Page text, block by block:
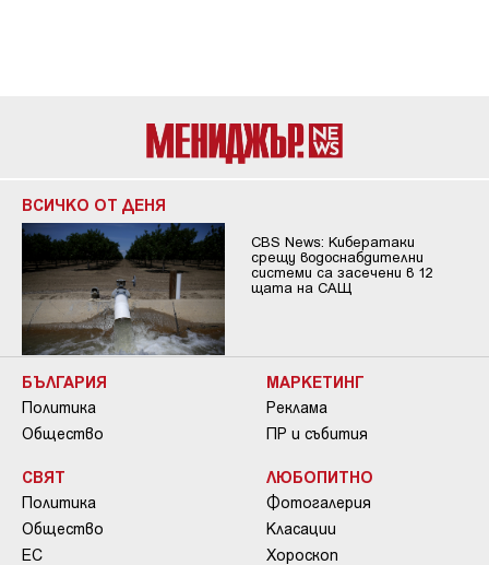
ВСИЧКО ОТ ДЕНЯ
CBS News: Кибератаки
срещу водоснабдителни
системи са засечени в 12
щата на САЩ
БЪЛГАРИЯ
Политика
Общество
СВЯТ
Политика
Общество
ЕС
МАРКЕТИНГ
Реклама
ПР и събития
ЛЮБОПИТНО
Фотогалерия
Класации
Хороскоп